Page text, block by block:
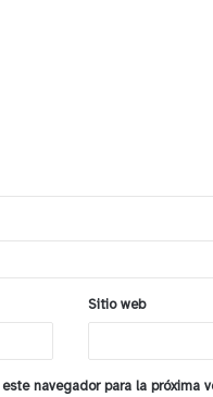
Sitio web
navegador para la próxima